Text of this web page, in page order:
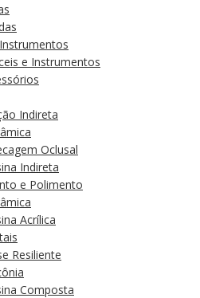
e Instrumentos
Indireta
Oclusal
Indireta
e Polimento
Acrílica
Resiliente
Composta